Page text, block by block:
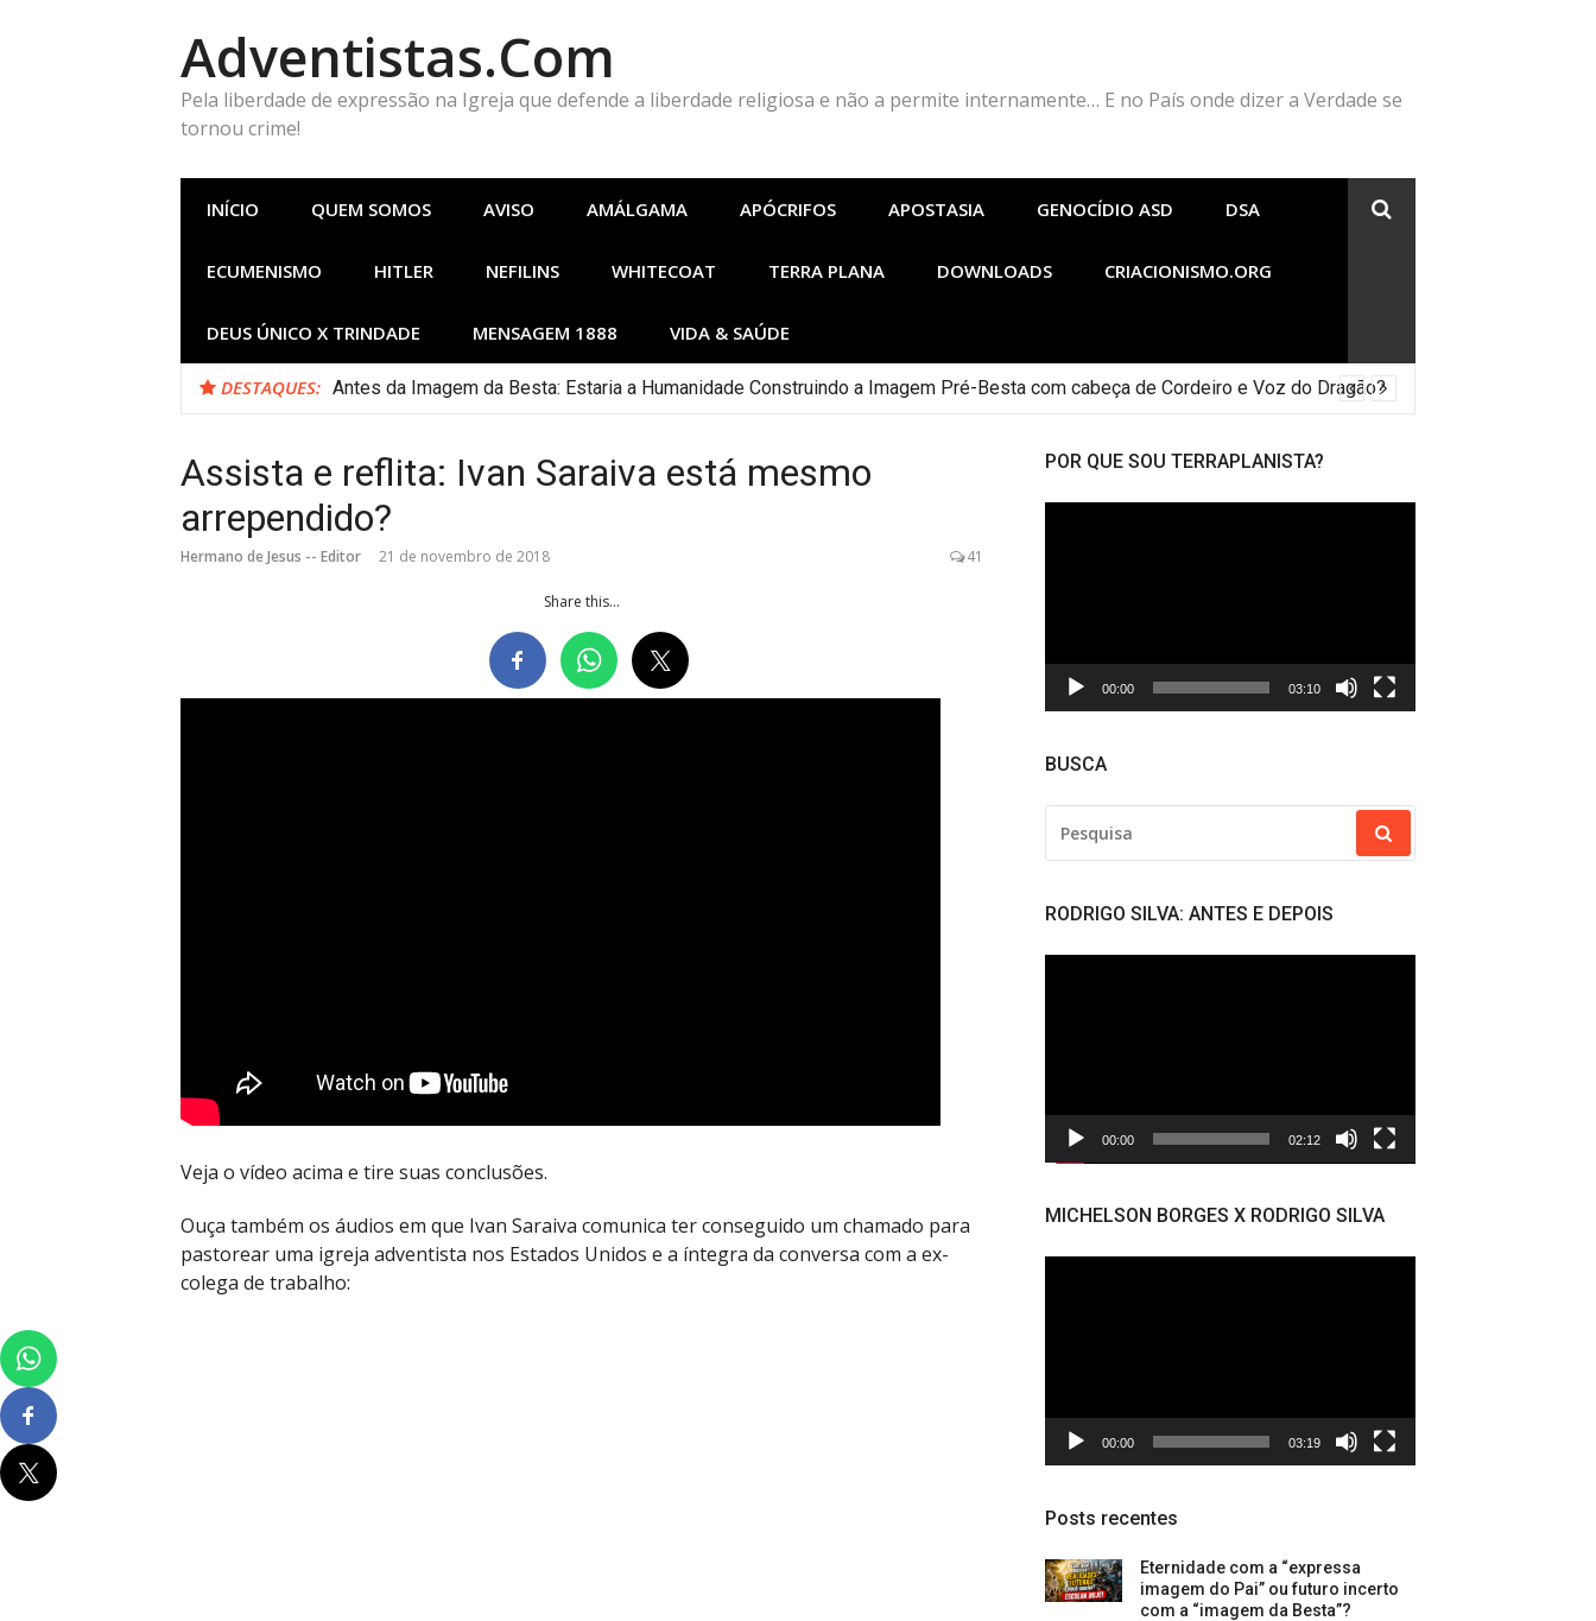
Adventistas.Com
Pela liberdade de expressão na Igreja que defende a liberdade religiosa e não a permite internamente… E no País onde dizer a Verdade se
tornou crime!
INÍCIO QUEM SOMOS AVISO AMÁLGAMA APÓCRIFOS APOSTASIA GENOCÍDIO ASD DSA
ECUMENISMO HITLER NEFILINS WHITECOAT TERRA PLANA DOWNLOADS CRIACIONISMO.ORG
DEUS ÚNICO X TRINDADE MENSAGEM 1888 VIDA & SAÚDE
DESTAQUES: Antes da Imagem da Besta: Estaria a Humanidade Construindo a Imagem Pré-Besta com cabeça de Cordeiro e Voz do Dragão?
Assista e reflita: Ivan Saraiva está mesmo
arrependido?
Hermano de Jesus -- Editor 21 de novembro de 2018 41
Share this...
Veja o vídeo acima e tire suas conclusões.
Ouça também os áudios em que Ivan Saraiva comunica ter conseguido um chamado para
pastorear uma igreja adventista nos Estados Unidos e a íntegra da conversa com a ex-
colega de trabalho:
POR QUE SOU TERRAPLANISTA?
00:00 03:10
BUSCA
POR:
RODRIGO SILVA: ANTES E DEPOIS
00:00 02:12
MICHELSON BORGES X RODRIGO SILVA
00:00 03:19
Posts recentes
Eternidade com a “expressa
imagem do Pai” ou futuro incerto
com a “imagem da Besta”?